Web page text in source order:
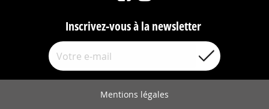
Inscrivez-vous à la newsletter
Mentions légales